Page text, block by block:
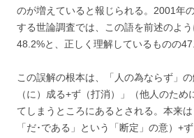
のが増えていると報じられる。2001年
する世論調査では、この語を前述のよ
48.2%と、正しく理解しているものの
この誤解の根本は、「人の為ならず」
（に）成る+ず（打消）」（他人のため
てしまうところにあるとされる。本来
「だ･である」という「断定」の意）+